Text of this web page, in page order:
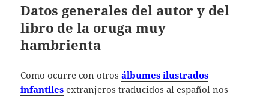
Datos generales del autor y del
libro de la oruga muy
hambrienta
Como ocurre con otrosálbumes ilustrados
infantiles extranjeros traducidos al español nos